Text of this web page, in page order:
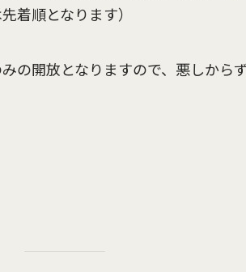
着順となります）
の開放となりますので、悪しから